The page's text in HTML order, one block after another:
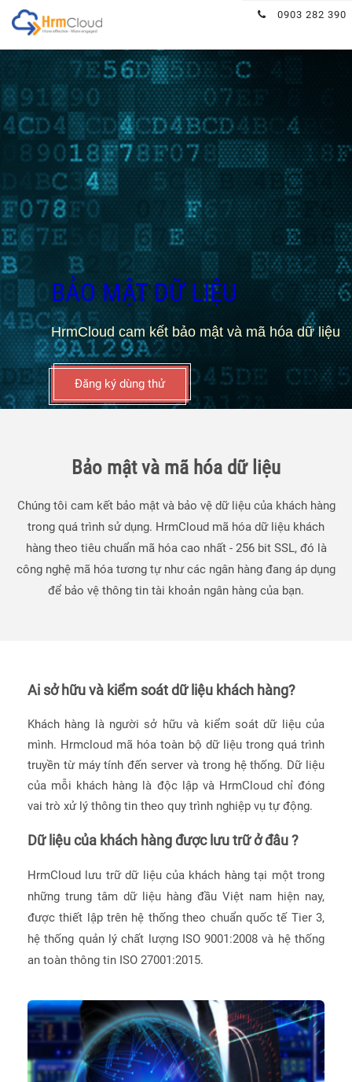
0903 282 390
Hrmcloud
BẢO MẬT DỮ LIỆU
HrmCloud cam kết bảo mật và mã hóa dữ liệu
Đăng ký dùng thử
Bảo mật và mã hóa dữ liệu
Chúng tôi cam kết bảo mật và bảo vệ dữ liệu của khách hàng
trong quá trình sử dụng. HrmCloud mã hóa dữ liệu khách
hàng theo tiêu chuẩn mã hóa cao nhất - 256 bit SSL, đó là
công nghệ mã hóa tương tự như các ngân hàng đang áp dụng
để bảo vệ thông tin tài khoản ngân hàng của bạn.
Ai sở hữu và kiểm soát dữ liệu khách hàng?
Khách hàng là người sở hữu và kiểm soát dữ liệu của
mình. Hrmcloud mã hóa toàn bộ dữ liệu trong quá trình
truyền từ máy tính đến server và trong hệ thống. Dữ liệu
của mỗi khách hàng là độc lập và HrmCloud chỉ đóng
vai trò xử lý thông tin theo quy trình nghiệp vụ tự động.
Dữ liệu của khách hàng được lưu trữ ở đâu ?
HrmCloud lưu trữ dữ liệu của khách hàng tại một trong
những trung tâm dữ liệu hàng đầu Việt nam hiện nay,
được thiết lập trên hệ thống theo chuẩn quốc tế Tier 3,
hệ thống quản lý chất lượng ISO 9001:2008 và hệ thống
an toàn thông tin ISO 27001:2015.